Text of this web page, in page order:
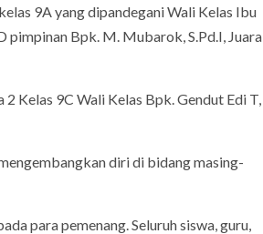
9A yang dipandegani Wali Kelas Ibu
pimpinan Bpk. M. Mubarok, S.Pd.I, Juara
Kelas 9C Wali Kelas Bpk. Gendut Edi T,
diri di bidang masing-
para pemenang. Seluruh siswa, guru,